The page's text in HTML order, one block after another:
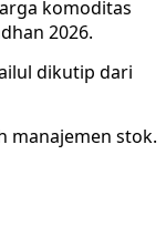
komoditas
2026.
dikutip dari
manajemen stok.